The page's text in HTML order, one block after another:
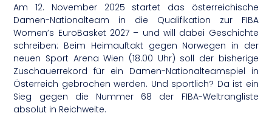
Am 12. November 2025 startet das österreichische
Damen-Nationalteam in die Qualifikation zur FIBA
Women’s EuroBasket 2027 – und will dabei Geschichte
schreiben: Beim Heimauftakt gegen Norwegen in der
neuen Sport Arena Wien (18.00 Uhr) soll der bisherige
Zuschauerrekord für ein Damen-Nationalteamspiel in
Österreich gebrochen werden. Und sportlich? Da ist ein
Sieg gegen die Nummer 68 der FIBA-Weltrangliste
absolut in Reichweite.